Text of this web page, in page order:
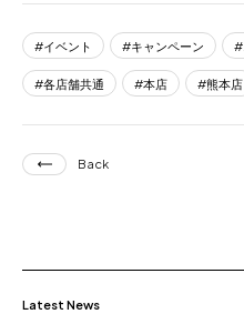
イベント キャンペーン
各店舗共通 本店 熊本店
Back
Latest News